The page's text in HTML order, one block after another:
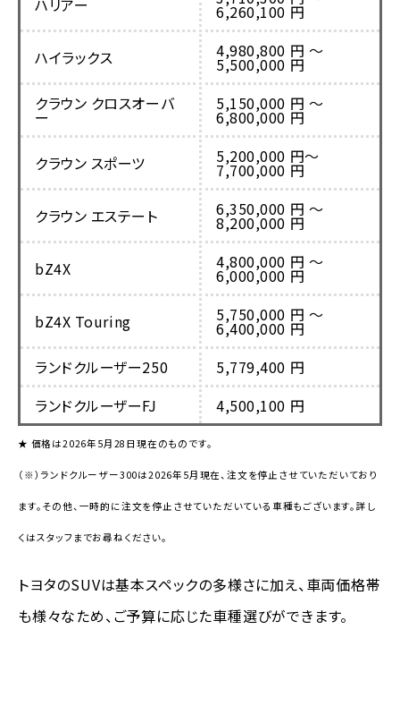
ハリアー 6,260,100 円
ハイラックス 4,980,800 円 〜
5,500,000 円
クラウン クロスオーバ
ー
5,150,000 円 〜
6,800,000 円
クラウン スポーツ 5,200,000 円〜
7,700,000 円
クラウン エステート 6,350,000 円 〜
8,200,000 円
bZ4X 4,800,000 円 〜
6,000,000 円
bZ4X Touring 5,750,000 円 〜
6,400,000 円
ランドクルーザー250
5,779,400 円
ランドクルーザーFJ
4,500,100 円
★ 価格は2026年5月28日現在のものです。
（※）ランドクルーザー300は2026年5月現在、注文を停止させていただいており
ます。その他、一時的に注文を停止させていただいている車種もございます。詳し
くはスタッフまでお尋ねください。
トヨタのSUVは基本スペックの多様さに加え、車両価格帯
も様々なため、ご予算に応じた車種選びができます。